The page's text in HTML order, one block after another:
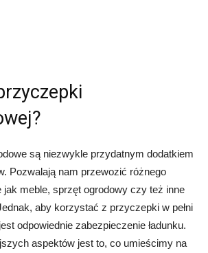
są niezwykle przydatnym dodatkiem
Pozwalają nam przewozić różnego
jak meble, sprzęt ogrodowy czy też inne
aby korzystać z przyczepki w pełni
odpowiednie zabezpieczenie ładunku.
aspektów jest to, co umieścimy na